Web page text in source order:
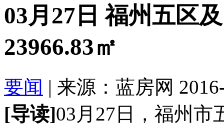
03月27日 福州五区
23966.83㎡
要闻 | 来源：蓝房网
[导读]03月27日，福州市